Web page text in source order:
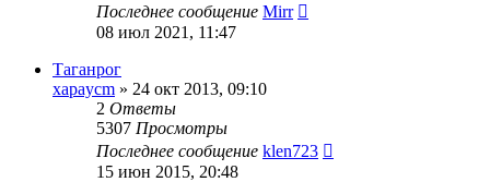
Последнее сообщение Mirr
08 июл 2021, 11:47
Таганрог
xapaycm » 24 окт 2013, 09:10
2 Ответы
5307 Просмотры
Последнее сообщение klen723
15 июн 2015, 20:48